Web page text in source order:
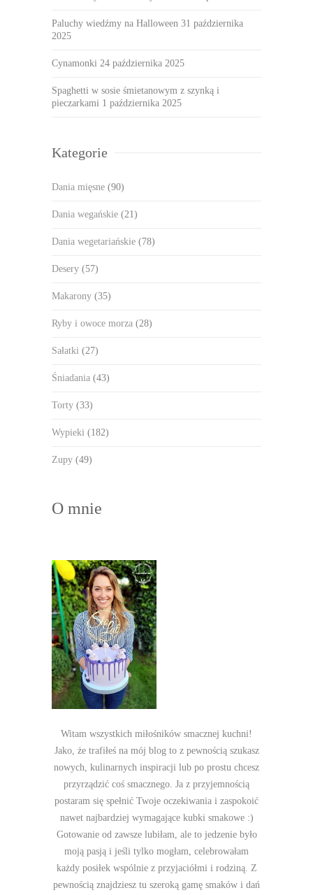
Paluchy wiedźmy na Halloween 31 października
2025
Cynamonki 24 października 2025
Spaghetti w sosie śmietanowym z szynką i
pieczarkami 1 października 2025
Kategorie
Dania mięsne (90)
Dania wegańskie (21)
Dania wegetariańskie (78)
Desery (57)
Makarony (35)
Ryby i owoce morza (28)
Sałatki (27)
Śniadania (43)
Torty (33)
Wypieki (182)
Zupy (49)
O mnie
Witam wszystkich miłośników smacznej kuchni!
Jako, że trafiłeś na mój blog to z pewnością szukasz
nowych, kulinarnych inspiracji lub po prostu chcesz
przyrządzić coś smacznego. Ja z przyjemnością
postaram się spełnić Twoje oczekiwania i zaspokoić
nawet najbardziej wymagające kubki smakowe :)
Gotowanie od zawsze lubiłam, ale to jedzenie było
moją pasją i jeśli tylko mogłam, celebrowałam
każdy posiłek wspólnie z przyjaciółmi i rodziną. Z
pewnością znajdziesz tu szeroką gamę smaków i dań